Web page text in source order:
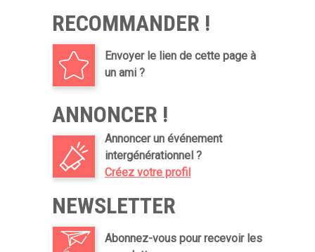
RECOMMANDER !
Envoyer le lien de cette page à
un ami ?
ANNONCER !
Annoncer un événement
intergénérationnel ?
Créez votre profil
NEWSLETTER
Abonnez-vous pour recevoir les